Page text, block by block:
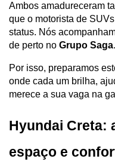
Ambos amadureceram
que o motorista de
status. Nós
de perto no Grupo Saga.
Por isso, preparamos
onde cada um brilha,
merece a sua vaga na
Hyundai Creta:
espaço e